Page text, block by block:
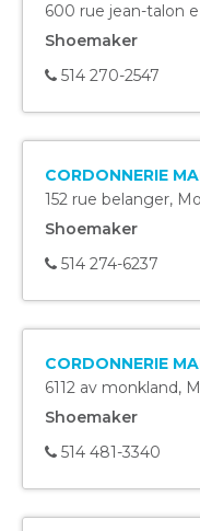
600 rue jean-talon e
Shoemaker
514 270-2547
CORDONNERIE
152 rue belanger,
Shoemaker
514 274-6237
CORDONNERIE
6112 av monkland,
Shoemaker
514 481-3340